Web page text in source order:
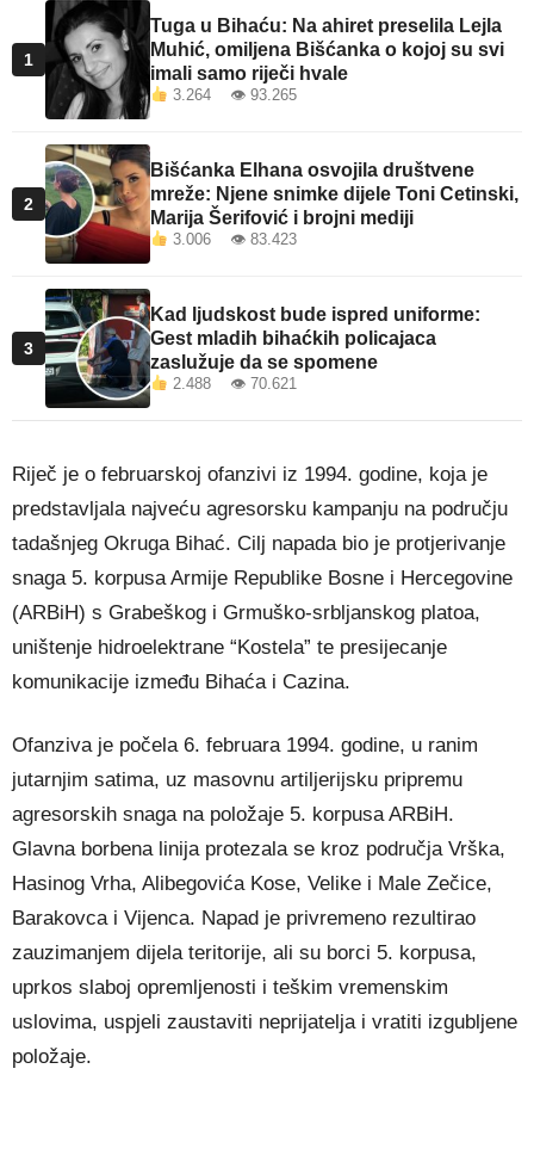
1
Tuga u Bihaću: Na ahiret preselila Lejla
Muhić, omiljena Bišćanka o kojoj su svi
imali samo riječi hvale
3.264 👁 93.265
2
Bišćanka Elhana osvojila društvene
mreže: Njene snimke dijele Toni Cetinski,
Marija Šerifović i brojni mediji
3.006 👁 83.423
3
Kad ljudskost bude ispred uniforme:
Gest mladih bihaćkih policajaca
zaslužuje da se spomene
2.488 👁 70.621
Riječ je o februarskoj ofanzivi iz 1994. godine, koja je
predstavljala najveću agresorsku kampanju na području
tadašnjeg Okruga Bihać. Cilj napada bio je protjerivanje
snaga 5. korpusa Armije Republike Bosne i Hercegovine
(ARBiH) s Grabeškog i Grmuško-srbljanskog platoa,
uništenje hidroelektrane “Kostela” te presijecanje
komunikacije između Bihaća i Cazina.
Ofanziva je počela 6. februara 1994. godine, u ranim
jutarnjim satima, uz masovnu artiljerijsku pripremu
agresorskih snaga na položaje 5. korpusa ARBiH.
Glavna borbena linija protezala se kroz područja Vrška,
Hasinog Vrha, Alibegovića Kose, Velike i Male Zečice,
Barakovca i Vijenca. Napad je privremeno rezultirao
zauzimanjem dijela teritorije, ali su borci 5. korpusa,
uprkos slaboj opremljenosti i teškim vremenskim
uslovima, uspjeli zaustaviti neprijatelja i vratiti izgubljene
položaje.